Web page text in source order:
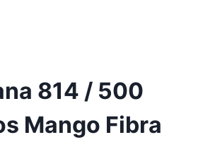
814 / 500
Mango Fibra